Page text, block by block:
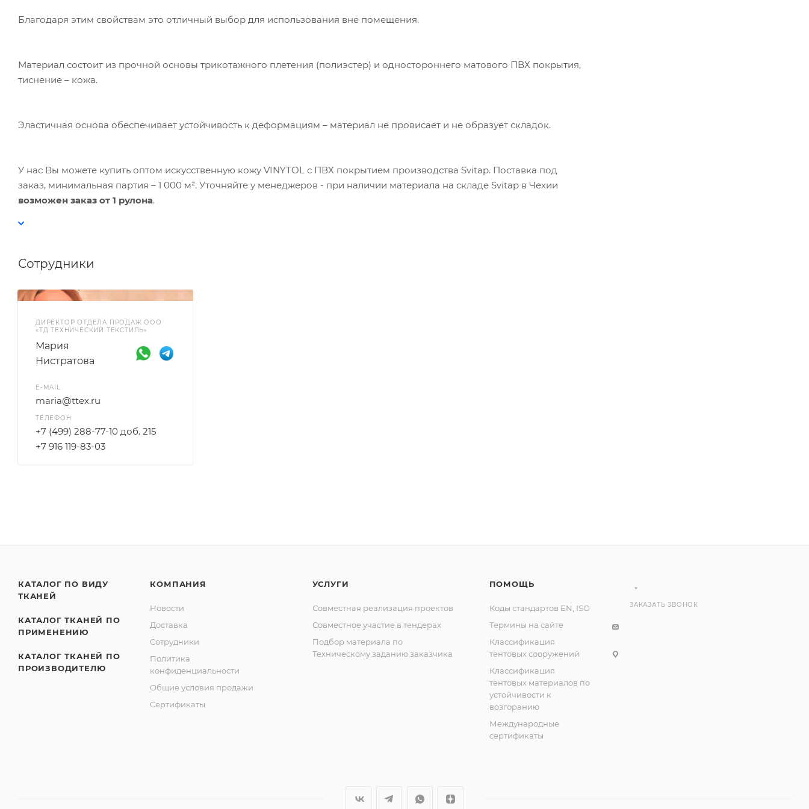
Благодаря этим свойствам это отличный выбор для использования вне помещения.
Материал состоит из прочной основы трикотажного плетения (полиэстер) и одностороннего матового ПВХ покрытия,
тиснение – кожа.
Эластичная основа обеспечивает устойчивость к деформациям – материал не провисает и не образует складок.
У нас Вы можете купить оптом искусственную кожу VINYTOL с ПВХ покрытием производства Svitap. Поставка под
заказ, минимальная партия – 1 000 м². Уточняйте у менеджеров - при наличии материала на складе Svitap в Чехии
возможен заказ от 1 рулона.
Сотрудники
ДИРЕКТОР ОТДЕЛА ПРОДАЖ ООО
«ТД ТЕХНИЧЕСКИЙ ТЕКСТИЛЬ»
Мария
Нистратова
E-MAIL
maria@ttex.ru
ТЕЛЕФОН
+7 (499) 288-77-10 доб. 215
+7 916 119-83-03
КАТАЛОГ ПО ВИДУ
ТКАНЕЙ
КАТАЛОГ ТКАНЕЙ ПО
ПРИМЕНЕНИЮ
КАТАЛОГ ТКАНЕЙ ПО
ПРОИЗВОДИТЕЛЮ
КОМПАНИЯ
Новости
Доставка
Сотрудники
Политика
конфиденциальности
Общие условия продажи
Сертификаты
УСЛУГИ
Совместная реализация проектов
Совместное участие в тендерах
Подбор материала по
Техническому заданию заказчика
ПОМОЩЬ
Коды стандартов EN, ISO
Термины на сайте
Классификация
тентовых сооружений
Классификация
тентовых материалов по
устойчивости к
возгоранию
Международные
сертификаты
ЗАКАЗАТЬ ЗВОНОК